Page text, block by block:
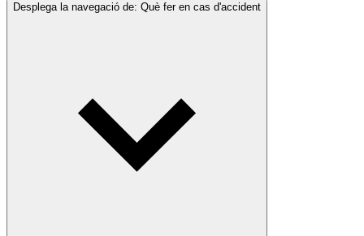
Desplega la navegació de: Què fer en cas d'accident